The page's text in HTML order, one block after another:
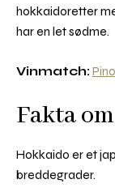
hokkaidoretter
har en let sødme.
Vinmatch:
Fakta
Hokkaido er et
breddegrader.